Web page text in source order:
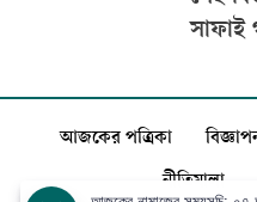
সাফাই
আজকের পত্রিকা
নীতিমালা